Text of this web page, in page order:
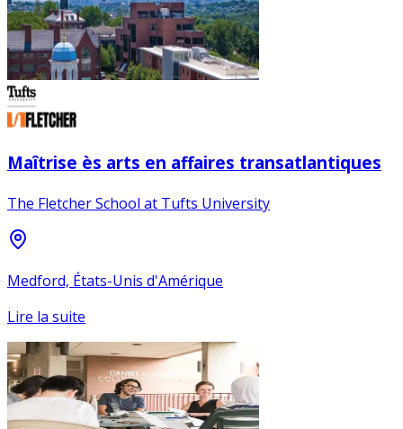
Maîtrise ès arts en affaires transatlantiques
The Fletcher School at Tufts University
Medford, États-Unis d'Amérique
Lire la suite